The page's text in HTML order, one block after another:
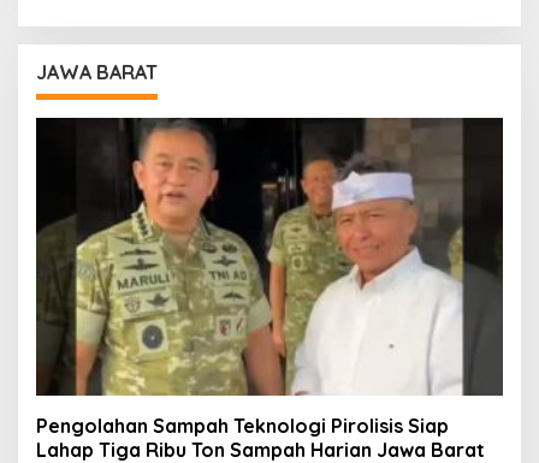
JAWA BARAT
Pengolahan Sampah Teknologi Pirolisis Siap
Lahap Tiga Ribu Ton Sampah Harian Jawa Barat